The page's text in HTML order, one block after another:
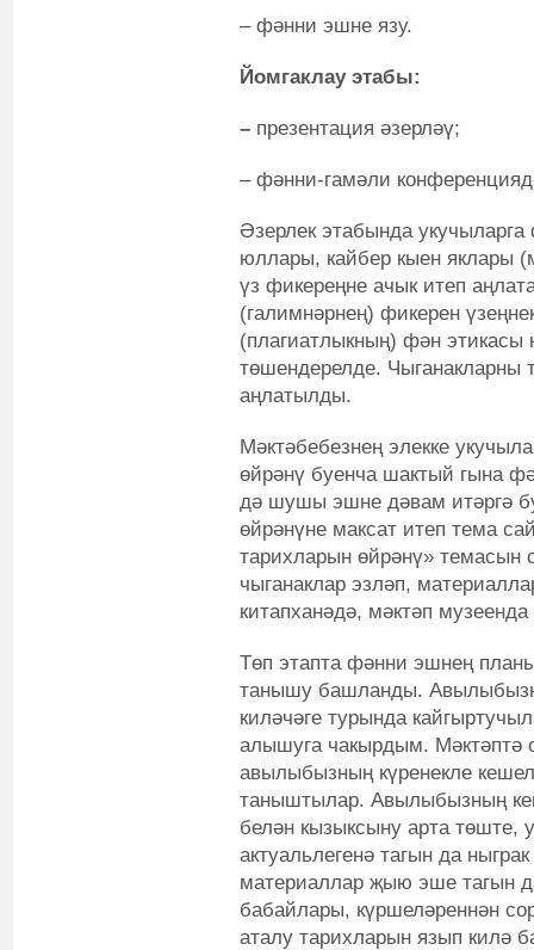
– фәнни эшне язу.
Йомгаклау этабы:
– презентация әзерләү;
– фәнни-гамәли
Әзерлек этабында
юллары, кайбер кыен яклары
үз фикереңне ачык итеп
(галимнәрнең) фикерен
(плагиатлыкның) фән
төшендерелде. Чыганакларны
аңлатылды.
Мәктәбебезнең элекке
өйрәнү буенча шактый гына
дә шушы эшне дәвам итәргә
өйрәнүне максат итеп тема
тарихларын өйрәнү» темасын
чыганаклар эзләп,
китапханәдә, мәктәп
Төп этапта фәнни эшнең
танышу башланды.
киләчәге турында
алышуга чакырдым. Мәктәптә
авылыбызның күренекле
таныштылар. Авылыбызның
белән кызыксыну арта төште,
актуальлегенә тагын да
материаллар җыю эше тагын
бабайлары, күршеләреннән
аталу тарихларын язып килә